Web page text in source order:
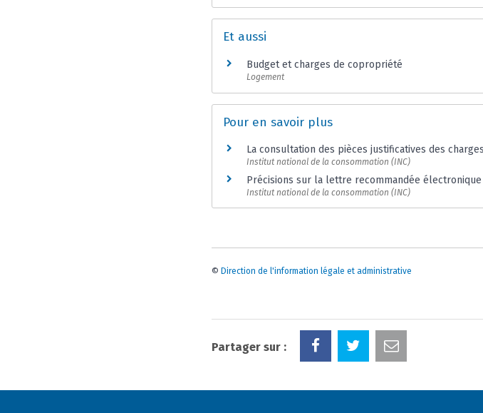
Et aussi
Budget et charges de copropriété
Logement
Pour en savoir plus
La consultation des pièces justificatives des charges
Institut national de la consommation (INC)
Précisions sur la lettre recommandée électronique
Institut national de la consommation (INC)
© Direction de l'information légale et administrative
Partager sur :